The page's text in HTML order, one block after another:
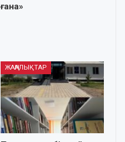
ғана»
ЖАҢАЛЫҚТАР